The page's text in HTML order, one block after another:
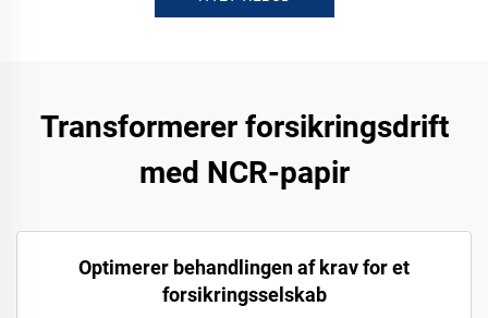
Transformerer forsikringsdrift
med NCR-papir
Optimerer behandlingen af krav for et
forsikringsselskab